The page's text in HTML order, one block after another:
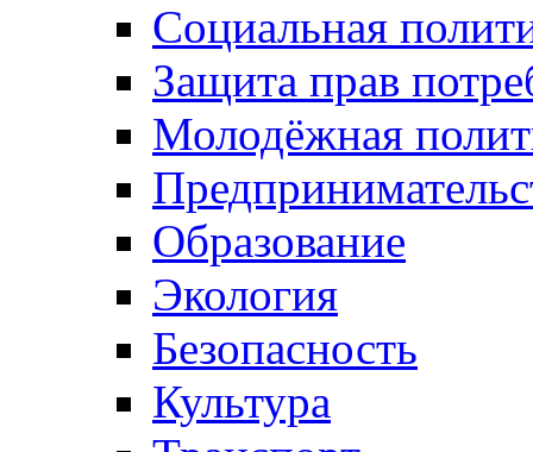
Социальная
Защита прав
Молодёжная
Образование
Экология
Безопасность
Культура